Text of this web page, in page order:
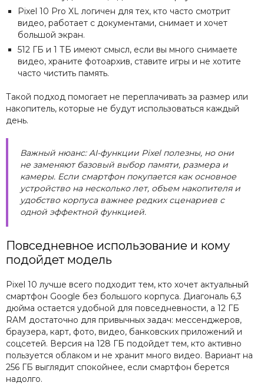
Pixel 10 Pro XL логичен для тех, кто часто смотрит
видео, работает с документами, снимает и хочет
большой экран.
512 ГБ и 1 ТБ имеют смысл, если вы много снимаете
видео, храните фотоархив, ставите игры и не хотите
часто чистить память.
Такой подход помогает не переплачивать за размер или
накопитель, которые не будут использоваться каждый
день.
Важный нюанс: AI-функции Pixel полезны, но они
не заменяют базовый выбор памяти, размера и
камеры. Если смартфон покупается как основное
устройство на несколько лет, объем накопителя и
удобство корпуса важнее редких сценариев с
одной эффектной функцией.
Повседневное использование и кому
подойдет модель
Pixel 10 лучше всего подходит тем, кто хочет актуальный
смартфон Google без большого корпуса. Диагональ 6,3
дюйма остается удобной для повседневности, а 12 ГБ
RAM достаточно для привычных задач: мессенджеров,
браузера, карт, фото, видео, банковских приложений и
соцсетей. Версия на 128 ГБ подойдет тем, кто активно
пользуется облаком и не хранит много видео. Вариант на
256 ГБ выглядит спокойнее, если смартфон берется
надолго.